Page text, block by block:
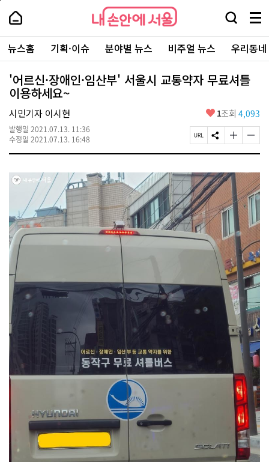
본
로
가
내
손
안
에
서
울
-
서
울
시
대
표
소
통
포
내
손
에
울
검
창
열
기
메
뉴
전
체
보
주
요
서
뉴스홈 기획·이슈 분야별 뉴스 비주얼 뉴스 우리동
'어르신·장애인·임산부' 서울시 교통약자 무료셔틀
이용하세요~
시민기자 이시현
발행일 2021.07.13. 11:36
수정일 2021.07.13. 16:48
좋
요
1조회 4,093
페
이
U
R
L
복
사
S
N
공
유
하
기
글
자
기
크
게
변
경
하
기
글
자
기
작
게
변
경
하
기
페
상
단
로